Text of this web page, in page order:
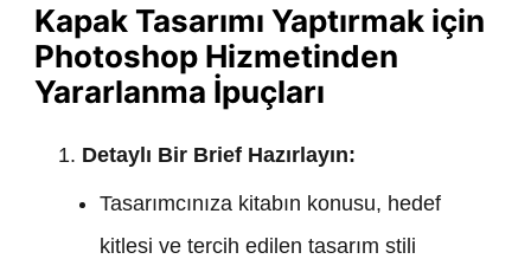
Kapak Tasarımı Yaptırmak için
Photoshop Hizmetinden
Yararlanma İpuçları
Detaylı Bir Brief Hazırlayın:
Tasarımcınıza kitabın konusu, hedef
kitlesi ve tercih edilen tasarım stili